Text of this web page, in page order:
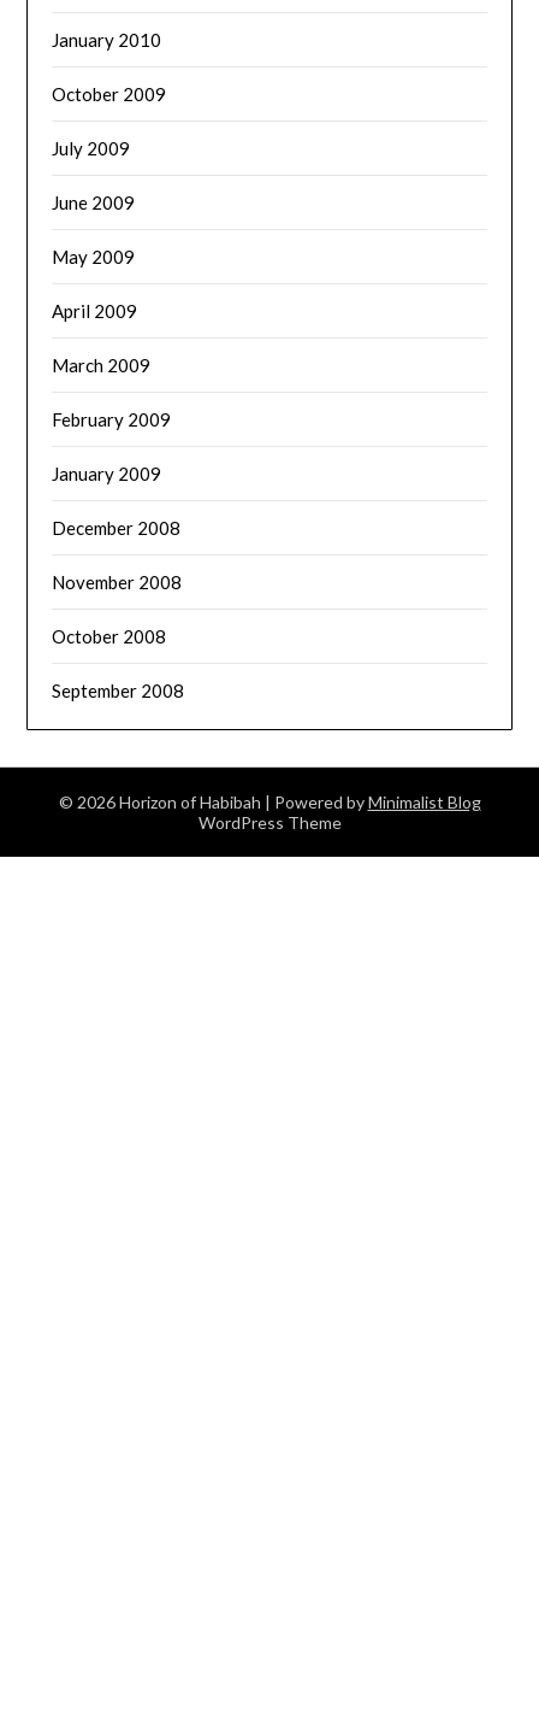
January 2010
October 2009
July 2009
June 2009
May 2009
April 2009
March 2009
February 2009
January 2009
December 2008
November 2008
October 2008
September 2008
© 2026 Horizon of Habibah | Powered byMinimalist Blog
WordPress Theme